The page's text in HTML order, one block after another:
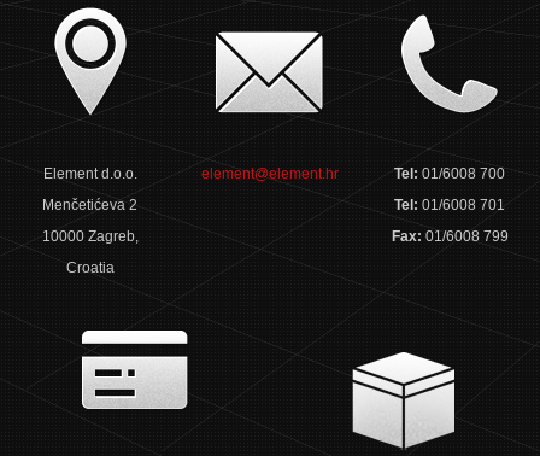
Element d.o.o.
Menčetićeva 2
10000 Zagreb,
Croatia
element@element.hr Tel:01/6008 700
Tel:01/6008 701
Fax: 01/6008 799